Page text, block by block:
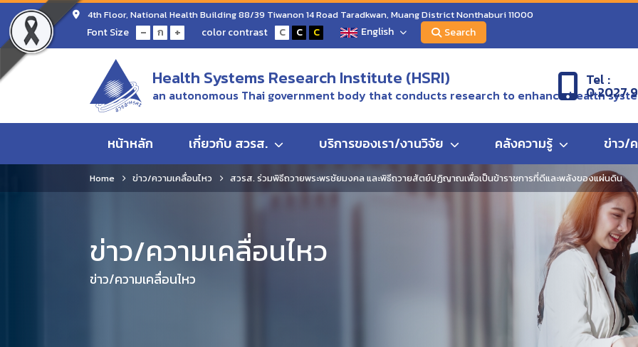
4th Floor, National Health Building 88/39 Tiwanon 14 Road Taradkwan, Muang District Nonthaburi 11000
Font Size - ก + color contrast C C C English Search
Health Systems Research Institute (HSRI)
an autonomous Thai government body that conducts research to enhance health
Tel :
0 2027
หน้าหลัก เกี่ยวกับ สวรส. บริการของเรา/งานวิจัย คลังความรู้ ข่าว/
Home ข่าว/ความเคลื่อนไหว สวรส. ร่วมพิธีถวายพระพรชัยมงคล และพิธีถวายสัตย์ปฏิญาณเพื่อเป็นข้าราชการที่ดีและพลังของแผ่นดิน
ข่าว/ความเคลื่อนไหว
ข่าว/ความเคลื่อนไหว